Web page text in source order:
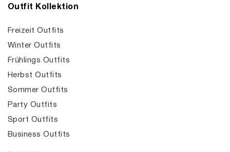
Outfit Kollektion
Freizeit Outfits
Winter Outfits
Frühlings Outfits
Herbst Outfits
Sommer Outfits
Party Outfits
Sport Outfits
Business Outfits